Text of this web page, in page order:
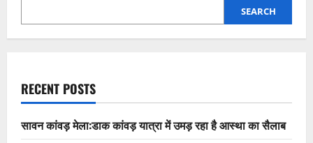
SEARCH
RECENT POSTS
सावन कांवड़ मेला:डाक कांवड़ यात्रा में उमड़ रहा है आस्था का सैलाब